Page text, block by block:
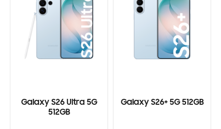
Galaxy S26 Ultra 5G
512GB
Galaxy S26+ 5G 512GB